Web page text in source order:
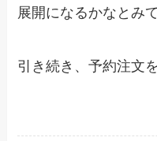
展開になるかなとみ
引き続き、予約注文